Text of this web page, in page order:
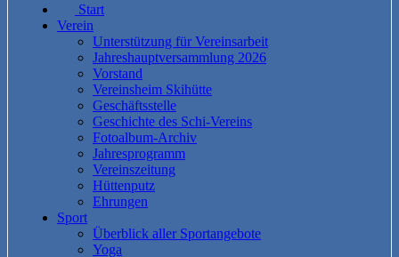
Start
Verein
Unterstützung für Vereinsarbeit
Jahreshauptversammlung 2026
Vorstand
Vereinsheim Skihütte
Geschäftsstelle
Geschichte des Schi-Vereins
Fotoalbum-Archiv
Jahresprogramm
Vereinszeitung
Hüttenputz
Ehrungen
Sport
Überblick aller Sportangebote
Yoga